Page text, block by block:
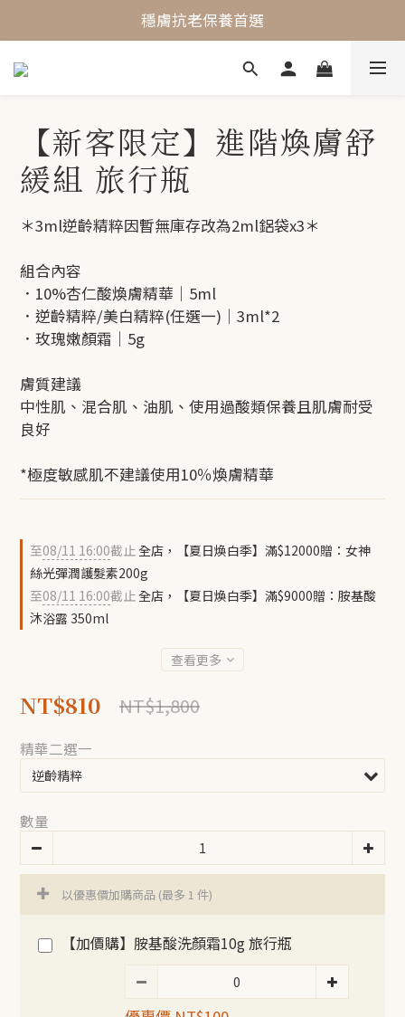
最懂敏弱肌的抗老專家
穩膚抗老保養首選
最懂敏弱肌的抗老專家
【新客限定】進階煥膚舒
緩組 旅行瓶
＊3ml逆齡精粹因暫無庫存改為2ml鋁袋x3＊
組合內容
．10%杏仁酸煥膚精華｜5ml
．逆齡精粹/美白精粹(任選一)｜3ml*2
．玫瑰嫩顏霜｜5g
膚質建議
中性肌、混合肌、油肌、使用過酸類保養且肌膚耐受
良好
*極度敏感肌不建議使用10％煥膚精華
至08/11 16:00截止全店，【夏日煥白季】滿$12000贈：女神
絲光彈潤護髮素200g
至08/11 16:00截止全店，【夏日煥白季】滿$9000贈：胺基酸
沐浴露 350ml
查看更多
NT$810 NT$1,800
精華二選一
數量
以優惠價加購商品 (最多 1 件)
【加價購】胺基酸洗顏霜10g 旅行瓶